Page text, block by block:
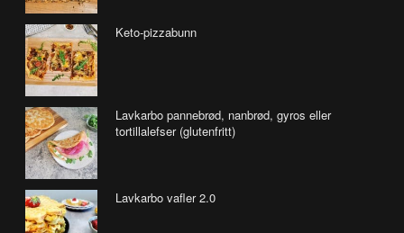
Keto-pizzabunn
Lavkarbo pannebrød, nanbrød, gyros eller
tortillalefser (glutenfritt)
Lavkarbo vafler 2.0